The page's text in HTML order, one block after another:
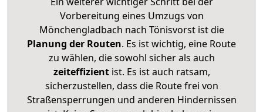
Vorbereitung eines Umzugs von
Mönchengladbach nach Tönisvorst ist die
Planung der Routen. Es ist wichtig, eine Route
zu wählen, die sowohl sicher als auch
zeiteffizientist. Es ist auch ratsam,
sicherzustellen, dass die Route frei von
Straßensperrungen und anderen Hindernissen